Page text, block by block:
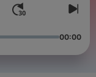
00:00